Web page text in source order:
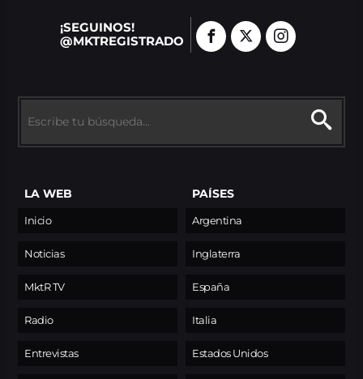
¡SEGUINOS!
@MKTREGISTRADO
LA WEB
Inicio
Noticias
MktR TV
Radio
Entrevistas
PAÍSES
Argentina
Inglaterra
España
Italia
Estados Unidos